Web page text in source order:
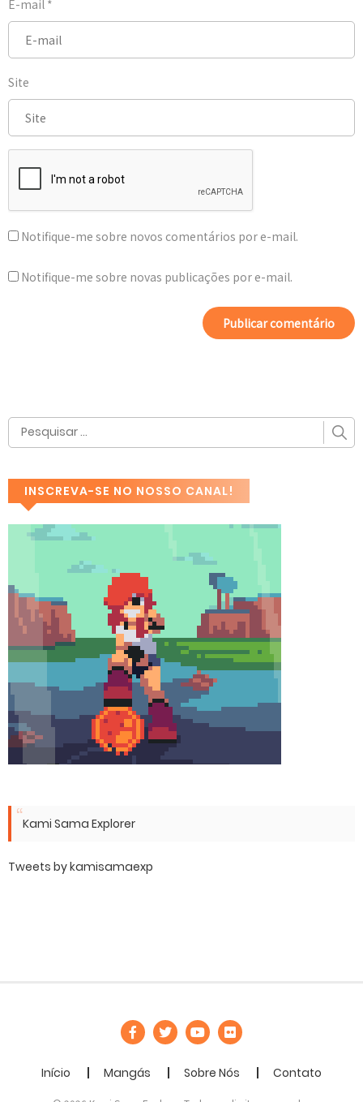
E-mail *
Site
Notifique-me sobre novos comentários por e-mail.
Notifique-me sobre novas publicações por e-mail.
INSCREVA-SE NO NOSSO CANAL!
Kami Sama Explorer
Tweets by kamisamaexp
Início Mangás Sobre Nós Contato